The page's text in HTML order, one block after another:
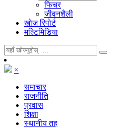
फिचर
जीवनशैली
खोज रिपोर्ट
मल्टिमिडिया
×
समाचार
राजनीति
प्रवास
शिक्षा
स्थानीय तह